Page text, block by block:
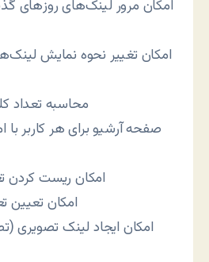
– محاسبه تعداد
– امکان ریست
– امکان